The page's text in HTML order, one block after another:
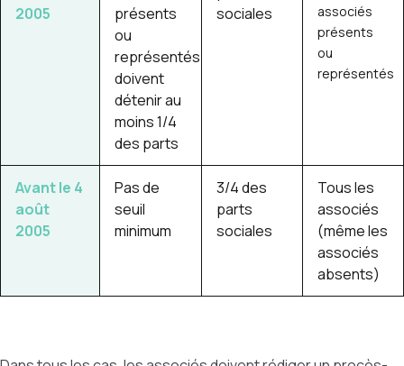
2005
présents
ou
représentés
doivent
détenir au
moins 1/4
des parts
sociales
associés
présents
ou
représentés
Avant le 4
août
2005
Pas de
seuil
minimum
3/4 des
parts
sociales
Tous les
associés
(même les
associés
absents)